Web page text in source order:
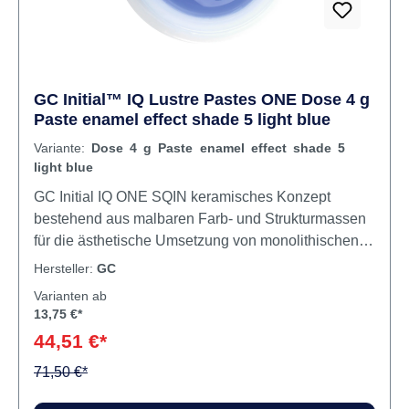
GC Initial™ IQ Lustre Pastes ONE Dose 4 g
Paste enamel effect shade 5 light blue
Variante: Dose 4 g Paste enamel effect shade 5
light blue
GC Initial IQ ONE SQIN keramisches Konzept
bestehend aus malbaren Farb- und Strukturmassen
für die ästhetische Umsetzung von monolithischen
und vestibulär reduzierten Verblendgerüsten aus
IQ ONE SQIN-Technik können Sie effizient und
sind den konventionell geschichteten
Restaurationen ebenbürtig, können jedoch mit
Hersteller: GC
Varianten ab
13,75 €*
44,51 €*
71,50 €*